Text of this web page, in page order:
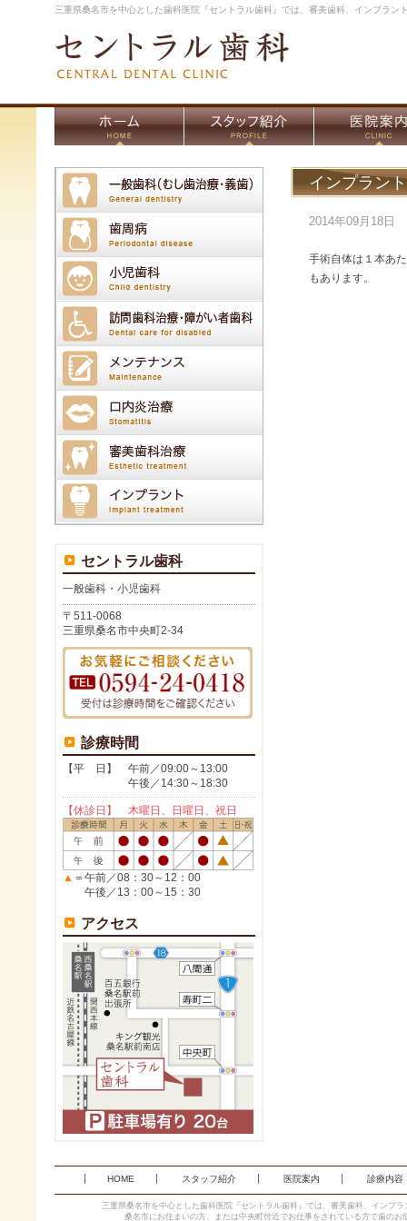
三重県桑名市を中心とした歯科医院『セントラル歯科』では、審美歯科、インプラ
インプラン
2014年09月18日
手術自体は１本あ
もあります。
セントラル歯科
一般歯科・小児歯科
〒511-0068
三重県桑名市中央町2-34
診療時間
【平 日】 午前／09:00～13:00
午後／14:30～18:30
【休診日】 木曜日、日曜日、祝日
▲ ＝午前／08：30～12：00
午後／13：00～15：30
アクセス
HOME スタッフ紹介 医院案内 診療内容
三重県桑名市を中心とした歯科医院『セントラル歯科』では、審美歯科、インプ
桑名市にお住まいの方、または中央町付近でお仕事をされている方で歯の